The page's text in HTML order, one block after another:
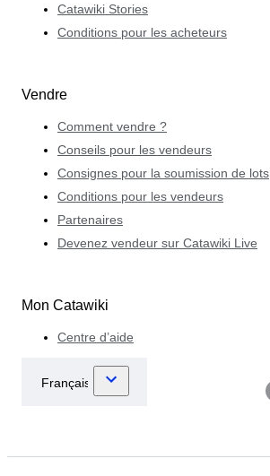
Catawiki Stories
Conditions pour les acheteurs
Vendre
Comment vendre ?
Conseils pour les vendeurs
Consignes pour la soumission de lots
Conditions pour les vendeurs
Partenaires
Devenez vendeur sur Catawiki Live
Mon Catawiki
Centre d’aide